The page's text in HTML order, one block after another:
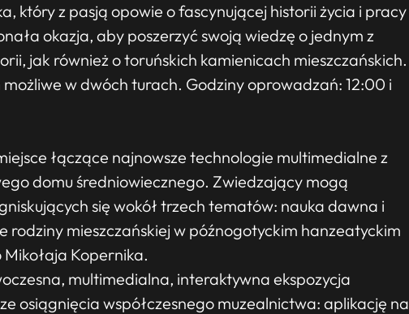
który z pasją opowie o fascynującej historii życia i pracy
okazja, aby poszerzyć swoją wiedzę o jednym z
jak również o toruńskich kamienicach mieszczańskich.
w dwóch turach. Godziny oprowadzań: 12:00 i
łączące najnowsze technologie multimedialne z
domu średniowiecznego. Zwiedzający mogą
się wokół trzech tematów: nauka dawna i
rodziny mieszczańskiej w późnogotyckim hanzeatyckim
Kopernika.
multimedialna, interaktywna ekspozycja
osiągnięcia współczesnego muzealnictwa: aplikację na